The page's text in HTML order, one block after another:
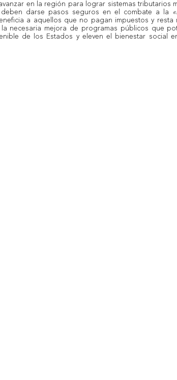
en la región para lograr sistemas tributarios
darse pasos seguros en el combate a la
a aquellos que no pagan impuestos y resta
necesaria mejora de programas públicos que
de los Estados y eleven el bienestar social